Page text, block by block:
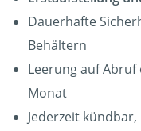
Dauerhafte
Behältern
Leerung auf Abruf
Monat
Jederzeit